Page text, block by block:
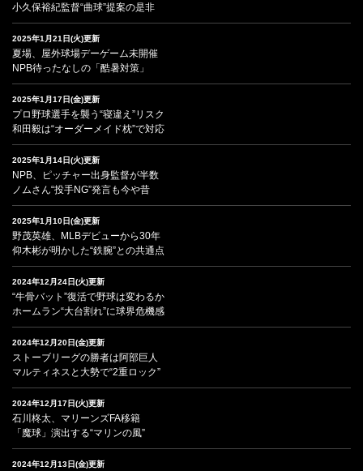
小久保裕紀監督“曲球”提案の是非
2025年1月21日(火)更新
夏場、屋外球場デーゲーム未開催
NPB待ったなしの「酷暑対策」
2025年1月17日(金)更新
プロ野球選手を襲う“寝違え”リスク
和田毅は“オーダーメイド枕”で対応
2025年1月14日(火)更新
NPB、ピッチャー出身監督が半数
ノムさん“投手NG”発言も今や昔
2025年1月10日(金)更新
野茂英雄、MLBデビューから30年
仰木彬が明かした“鉄腕”との共通点
2024年12月24日(火)更新
“牛骨バット”復活で野球は変わるか
ホームラン“大台割れ”に球界危機感
2024年12月20日(金)更新
ストーブリーグの勝者は阿部巨人
マルティネスと大勢で“2重ロック”
2024年12月17日(火)更新
石川柊太、マリーンズFA移籍
「魔球」演出する“マリンの風”
2024年12月13日(金)更新